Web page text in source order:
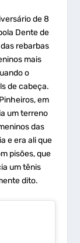
de 8
Dente de
rebarbas
mais
o
de cabeça.
em
um terreno
das
e era ali que
pisões, que
um tênis
dito.